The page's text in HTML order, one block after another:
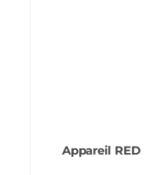
Appareil RED